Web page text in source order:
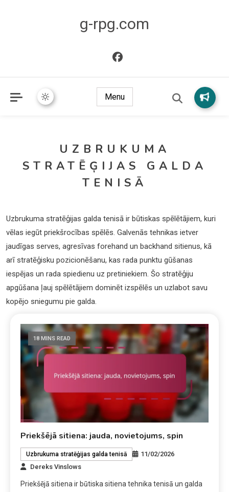
g-rpg.com
Menu
UZBRUKUMA
STRATĒĢIJAS GALDA
TENISĀ
Uzbrukuma stratēģijas galda tenisā ir būtiskas spēlētājiem, kuri
vēlas iegūt priekšrocības spēlēs. Galvenās tehnikas ietver
jaudīgas serves, agresīvas forehand un backhand sitienus, kā
arī stratēģisku pozicionēšanu, kas rada punktu gūšanas
iespējas un rada spiedienu uz pretiniekiem. Šo stratēģiju
apgūšana ļauj spēlētājiem dominēt izspēlēs un uzlabot savu
kopējo sniegumu pie galda.
18 MINS READ
Priekšējā sitiena: jauda, novietojums, spin
Uzbrukuma stratēģijas galda tenisā
11/02/2026
Dereks Vinslows
Priekšējā sitiena ir būtiska sitiena tehnika tenisā un galda